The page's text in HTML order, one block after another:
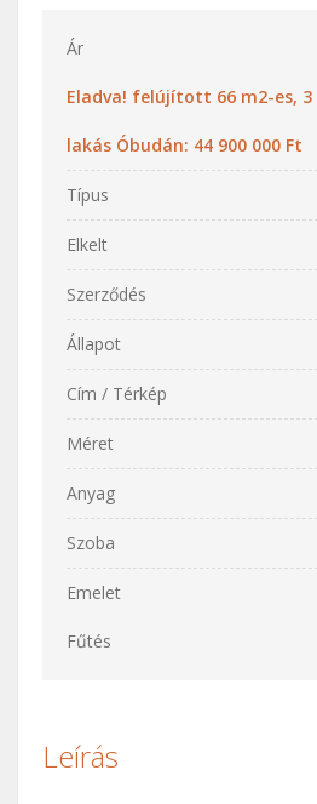
Ár
Eladva! felújított 66 m2-es, 3
lakás Óbudán: 44 900 000 Ft
Típus
Elkelt
Szerződés
Állapot
Cím / Térkép
Méret
Anyag
Szoba
Emelet
Fűtés
Leírás